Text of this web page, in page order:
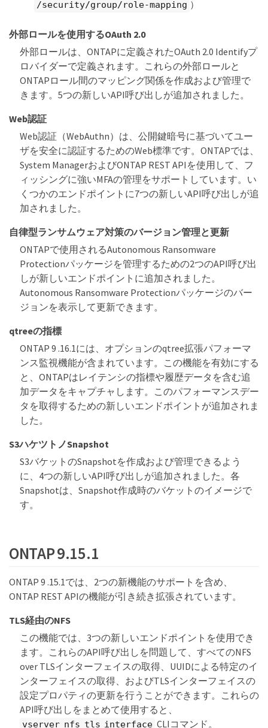
/security/group/role-mapping ）
外部ロールを使用するOAuth 2.0
外部ロールは、ONTAPに定義されたOAuth 2.0 Identifyプ
ロバイダーで定義されます。これらの外部ロールと
ONTAPロール間のマッピング関係を作成および管理で
きます。5つの新しいAPI呼び出しが追加されました。
Web認証
Web認証（WebAuthn）は、公開鍵暗号に基づいてユー
ザを安全に認証するためのWeb標準です。ONTAPでは、
System ManagerおよびONTAP REST APIを使用して、フ
ィッシングに強いMFAの管理をサポートしています。い
くつかのエンドポイントに7つの新しいAPI呼び出しが追
加されました。
自律型ランサムウェア対策のバージョン管理と更新
ONTAPで使用されるAutonomous Ransomware
Protectionパッケージを管理するための2つのAPI呼び出
しが新しいエンドポイントに追加されました。
Autonomous Ransomware Protectionパッケージのバー
ジョンを表示して更新できます。
qtreeの指標
ONTAP 9 .16.1には、オプションのqtree拡張パフォーマ
ンス監視機能が含まれています。この機能を有効にする
と、ONTAPはレイテンシの指標や履歴データを含む追
加データをキャプチャします。このパフォーマンスデー
タを取得するための新しいエンドポイントが追加されま
した。
S3ハケツトノSnapshot
S3バケットのSnapshotを作成および管理できるよう
に、4つの新しいAPI呼び出しが追加されました。各
Snapshotは、Snapshot作成時のバケットのイメージで
す。
ONTAP 9.15.1
ONTAP 9 .15.1では、2つの新機能のサポートを含め、
ONTAP REST APIの機能が引き続き拡張されています。
TLS経由のNFS
この機能では、3つの新しいエンドポイントを使用でき
ます。これらのAPI呼び出しを問題して、すべてのNFS
over TLSインターフェイスの取得、UUIDによる特定のイ
ンターフェイスの取得、およびTLSインターフェイスの
設定プロパティの更新を行うことができます。これらの
API呼び出しをまとめて使用すると、
vserver nfs tls interface CLIコマンド。